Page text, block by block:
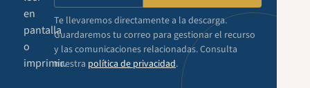
en
pantalla
o
imprimir.
Te llevaremos directamente a la descarga.
Guardaremos tu correo para gestionar el recurso
y las comunicaciones relacionadas. Consulta
nuestra política de privacidad.